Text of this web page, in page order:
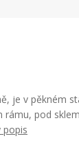
je v pěkném
rámu, pod
popis